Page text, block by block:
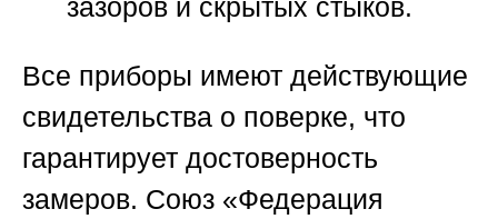
зазоров и скрытых стыков.
Все приборы имеют действующие
свидетельства о поверке, что
гарантирует достоверность
замеров. Союз «Федерация